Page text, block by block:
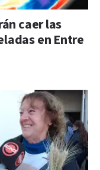
caer las
en Entre